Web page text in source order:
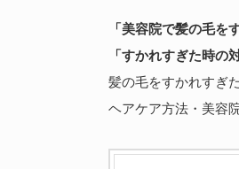
「美容院で髪の毛を
「すかれすぎた時の
髪の毛をすかれすぎ
ヘアケア方法・美容